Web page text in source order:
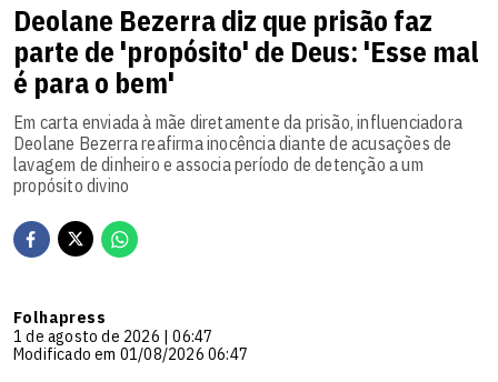
Deolane Bezerra diz que prisão faz
parte de 'propósito' de Deus: 'Esse mal
é para o bem'
Em carta enviada à mãe diretamente da prisão, influenciadora
Deolane Bezerra reafirma inocência diante de acusações de
lavagem de dinheiro e associa período de detenção a um
propósito divino
Folhapress
1 de agosto de 2026 | 06:47
Modificado em 01/08/2026 06:47